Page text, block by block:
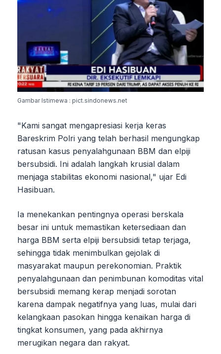
Gambar Istimewa : pict.sindonews.net
"Kami sangat mengapresiasi kerja keras
Bareskrim Polri yang telah berhasil mengungkap
ratusan kasus penyalahgunaan BBM dan elpiji
bersubsidi. Ini adalah langkah krusial dalam
menjaga stabilitas ekonomi nasional," ujar Edi
Hasibuan.
Ia menekankan pentingnya operasi berskala
besar ini untuk memastikan ketersediaan dan
harga BBM serta elpiji bersubsidi tetap terjaga,
sehingga tidak menimbulkan gejolak di
masyarakat maupun perekonomian. Praktik
penyalahgunaan dan penimbunan komoditas vital
bersubsidi memang kerap menjadi sorotan
karena dampak negatifnya yang luas, mulai dari
kelangkaan pasokan hingga kenaikan harga di
tingkat konsumen, yang pada akhirnya
merugikan negara dan rakyat.